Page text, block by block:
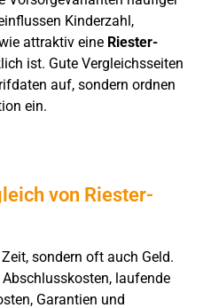
Kinderzahl,
attraktiv eine Riester-
ist. Gute Vergleichsseiten
auf, sondern ordnen
ein.
von Riester-
sondern oft auch Geld.
laufende
Garantien und